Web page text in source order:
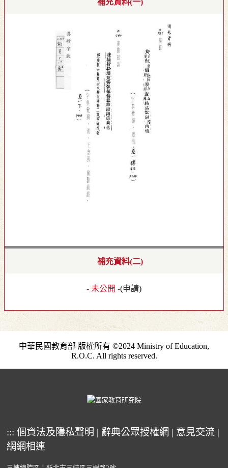
補充資料(一)
補充資料(二)
- 未公開 -(申請)
中華民國教育部 版權所有 ©2024 Ministry of Education,
R.O.C. All rights reserved.
::: 個資法及隱私聲明 | 辭典公眾授權網 | 意見交流 |
網網相連